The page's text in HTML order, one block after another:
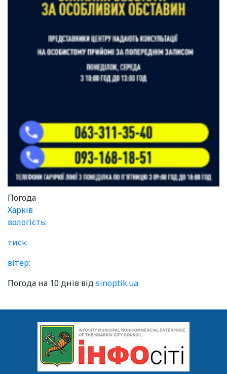
Погода
Харків
вологість:
тиск:
вітер:
Погода на 10 днів відsinoptik.ua